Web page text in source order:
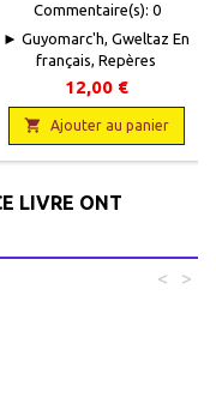
Commentaire(s): 0
► Guyomarc'h, Gweltaz En
français, Repères
philosophiques, Librairie
J. Vrin, 2020, 11 x
18, 198 pages, broché. Neuf.
9782711629671
12,00 €
 Ajouter au panier
LIVRE ONT
>
<